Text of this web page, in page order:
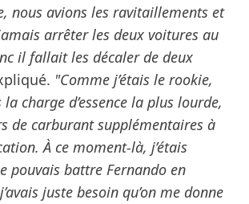
nous avions les ravitaillements et
arrêter les deux voitures au
il fallait les décaler de deux
"Comme j’étais le rookie,
charge d’essence la plus lourde,
de carburant supplémentaires à
À ce moment-là, j’étais
pouvais battre Fernando en
juste besoin qu’on me donne